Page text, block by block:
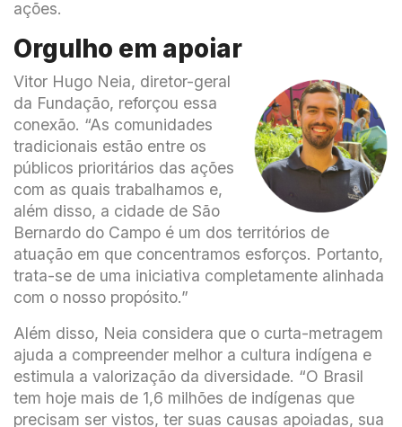
ações.
Orgulho em apoiar
Vitor Hugo Neia, diretor-geral
da Fundação, reforçou essa
conexão. “As comunidades
tradicionais estão entre os
públicos prioritários das ações
com as quais trabalhamos e,
além disso, a cidade de São
Bernardo do Campo é um dos territórios de
atuação em que concentramos esforços. Portanto,
trata-se de uma iniciativa completamente alinhada
com o nosso propósito.”
Além disso, Neia considera que o curta-metragem
ajuda a compreender melhor a cultura indígena e
estimula a valorização da diversidade. “O Brasil
tem hoje mais de 1,6 milhões de indígenas que
precisam ser vistos, ter suas causas apoiadas, sua